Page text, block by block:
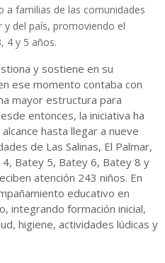
a familias de las comunidades
y del país, promoviendo el
4 y 5 años.
y sostiene en su
ese momento contaba con
mayor estructura para
entonces, la iniciativa ha
hasta llegar a nueve
de Las Salinas, El Palmar,
Batey 5, Batey 6, Batey 8 y
atención 243 niños. En
educativo en
integrando formación inicial,
higiene, actividades lúdicas y